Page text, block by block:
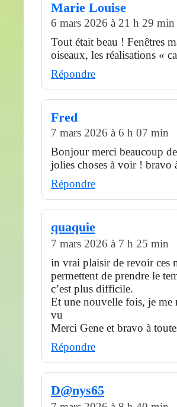
Marie Louise
6 mars 2026 à 21 h 29 min
Tout était beau ! Fenêtres
oiseaux, les réalisations «
Répondre
Fred
7 mars 2026 à 6 h 07 min
Bonjour merci beaucoup
jolies choses à voir ! bravo
Répondre
quaquie
7 mars 2026 à 7 h 25 min
in vrai plaisir de revoir ces
permettent de prendre le
c’est plus difficile.
Et une nouvelle fois, je me
vu
Merci Gene et bravo à
Répondre
D@nys65